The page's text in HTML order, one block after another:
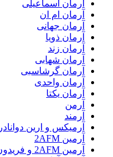
آرمان اسماعیلی
آرمان ام ان
آرمان جهانی
آرمان ذویا
آرمان زند
آرمان شهابی
آرمان گرشاسبی
آرمان واحدی
آرمان یکتا
آرمن
آرمند
آرمیکس و ارین دوانادرا
آرمین 2AFM
آرمین 2AFM و فریدون آسرایی